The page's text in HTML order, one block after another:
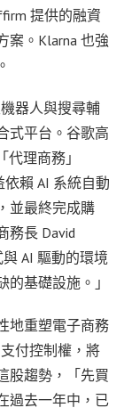
提供的融資
案。Klarna 也強
器人與搜尋輔
式平台。谷歌高
理商務」
依賴 AI 系統自動
並最終完成購
務長 David
AI 驅動的環境
基礎設施。」
地重塑電子商務
付控制權，將
股趨勢，「先買
過去一年中，已